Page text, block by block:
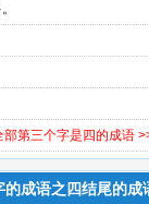
部第三个字是四的成语
的成语之四结尾的成